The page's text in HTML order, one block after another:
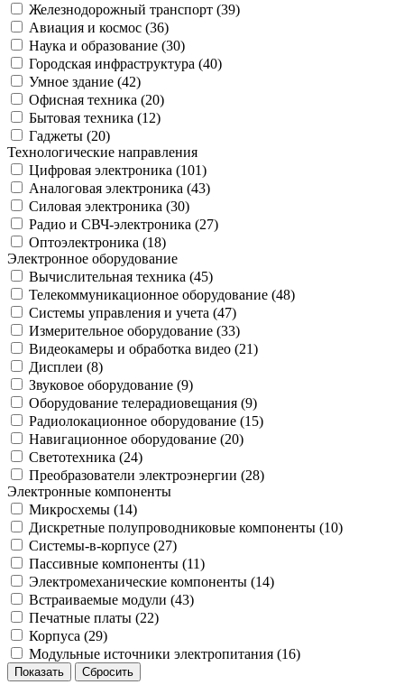
Железнодорожный транспорт (39)
Авиация и космос (36)
Наука и образование (30)
Городская инфраструктура (40)
Умное здание (42)
Офисная техника (20)
Бытовая техника (12)
Гаджеты (20)
Технологические направления
Цифровая электроника (101)
Аналоговая электроника (43)
Силовая электроника (30)
Радио и СВЧ-электроника (27)
Оптоэлектроника (18)
Электронное оборудование
Вычислительная техника (45)
Телекоммуникационное оборудование (48)
Системы управления и учета (47)
Измерительное оборудование (33)
Видеокамеры и обработка видео (21)
Дисплеи (8)
Звуковое оборудование (9)
Оборудование телерадиовещания (9)
Радиолокационное оборудование (15)
Навигационное оборудование (20)
Светотехника (24)
Преобразователи электроэнергии (28)
Электронные компоненты
Микросхемы (14)
Дискретные полупроводниковые компоненты (10)
Системы-в-корпусе (27)
Пассивные компоненты (11)
Электромеханические компоненты (14)
Встраиваемые модули (43)
Печатные платы (22)
Корпуса (29)
Модульные источники электропитания (16)